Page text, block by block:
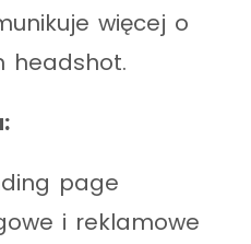
więcej o
headshot.
page
i reklamowe